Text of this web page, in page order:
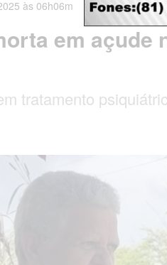
às 06h06m
em açude
tratamento